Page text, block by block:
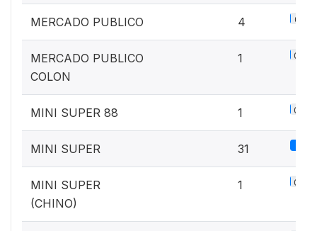
MERCADO PUBLICO 4 0.5%
MERCADO PUBLICO
COLON
1 0.1%
MINI SUPER 88 1 0.1%
MINI SUPER 31
MINI SUPER
(CHINO)
1 0.1%